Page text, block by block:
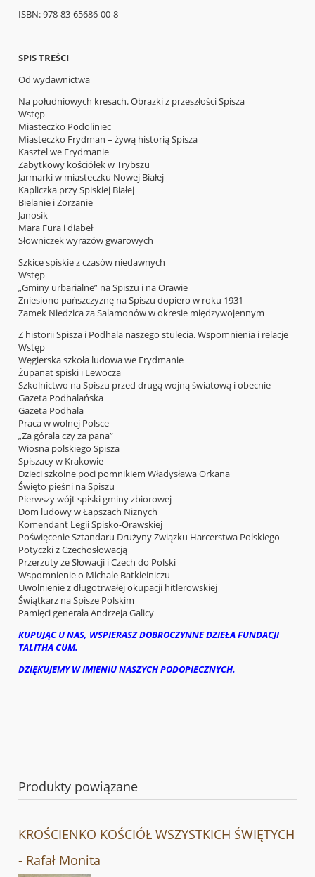
ISBN: 978-83-65686-00-8
SPIS TREŚCI
Od wydawnictwa
Na południowych kresach. Obrazki z przeszłości Spisza
Wstęp
Miasteczko Podoliniec
Miasteczko Frydman – żywą historią Spisza
Kasztel we Frydmanie
Zabytkowy kościółek w Trybszu
Jarmarki w miasteczku Nowej Białej
Kapliczka przy Spiskiej Białej
Bielanie i Zorzanie
Janosik
Mara Fura i diabeł
Słowniczek wyrazów gwarowych
Szkice spiskie z czasów niedawnych
Wstęp
„Gminy urbarialne” na Spiszu i na Orawie
Zniesiono pańszczyznę na Spiszu dopiero w roku 1931
Zamek Niedzica za Salamonów w okresie międzywojennym
Z historii Spisza i Podhala naszego stulecia. Wspomnienia i relacje
Wstęp
Węgierska szkoła ludowa we Frydmanie
Żupanat spiski i Lewocza
Szkolnictwo na Spiszu przed drugą wojną światową i obecnie
Gazeta Podhalańska
Gazeta Podhala
Praca w wolnej Polsce
„Za górala czy za pana”
Wiosna polskiego Spisza
Spiszacy w Krakowie
Dzieci szkolne poci pomnikiem Władysława Orkana
Święto pieśni na Spiszu
Pierwszy wójt spiski gminy zbiorowej
Dom ludowy w Łapszach Niżnych
Komendant Legii Spisko-Orawskiej
Poświęcenie Sztandaru Drużyny Związku Harcerstwa Polskiego
Potyczki z Czechosłowacją
Przerzuty ze Słowacji i Czech do Polski
Wspomnienie o Michale Batkieiniczu
Uwolnienie z długotrwałej okupacji hitlerowskiej
Świątkarz na Spisze Polskim
Pamięci generała Andrzeja Galicy
KUPUJĄC U NAS, WSPIERASZ DOBROCZYNNE DZIEŁA FUNDACJI
TALITHA CUM.
DZIĘKUJEMY W IMIENIU NASZYCH PODOPIECZNYCH.
Produkty powiązane
KROŚCIENKO KOŚCIÓŁ WSZYSTKICH ŚWIĘTYCH
- Rafał Monita